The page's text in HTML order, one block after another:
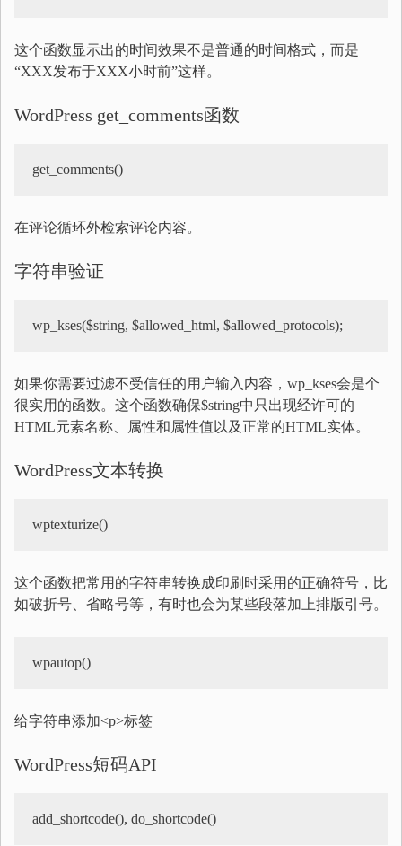
这个函数显示出的时间效果不是普通的时间格式，而是
“XXX发布于XXX小时前”这样。
WordPress get_comments函数
get_comments()
在评论循环外检索评论内容。
字符串验证
wp_kses($string, $allowed_html, $allowed_protocols);
如果你需要过滤不受信任的用户输入内容，wp_kses会是个
很实用的函数。这个函数确保$string中只出现经许可的
HTML元素名称、属性和属性值以及正常的HTML实体。
WordPress文本转换
这个函数把常用的字符串转换成印刷时采用的正确符号，比
如破折号、省略号等，有时也会为某些段落加上排版引号。
wpautop()
给字符串添加<p>标签
WordPress短码API
add_shortcode(), do_shortcode()